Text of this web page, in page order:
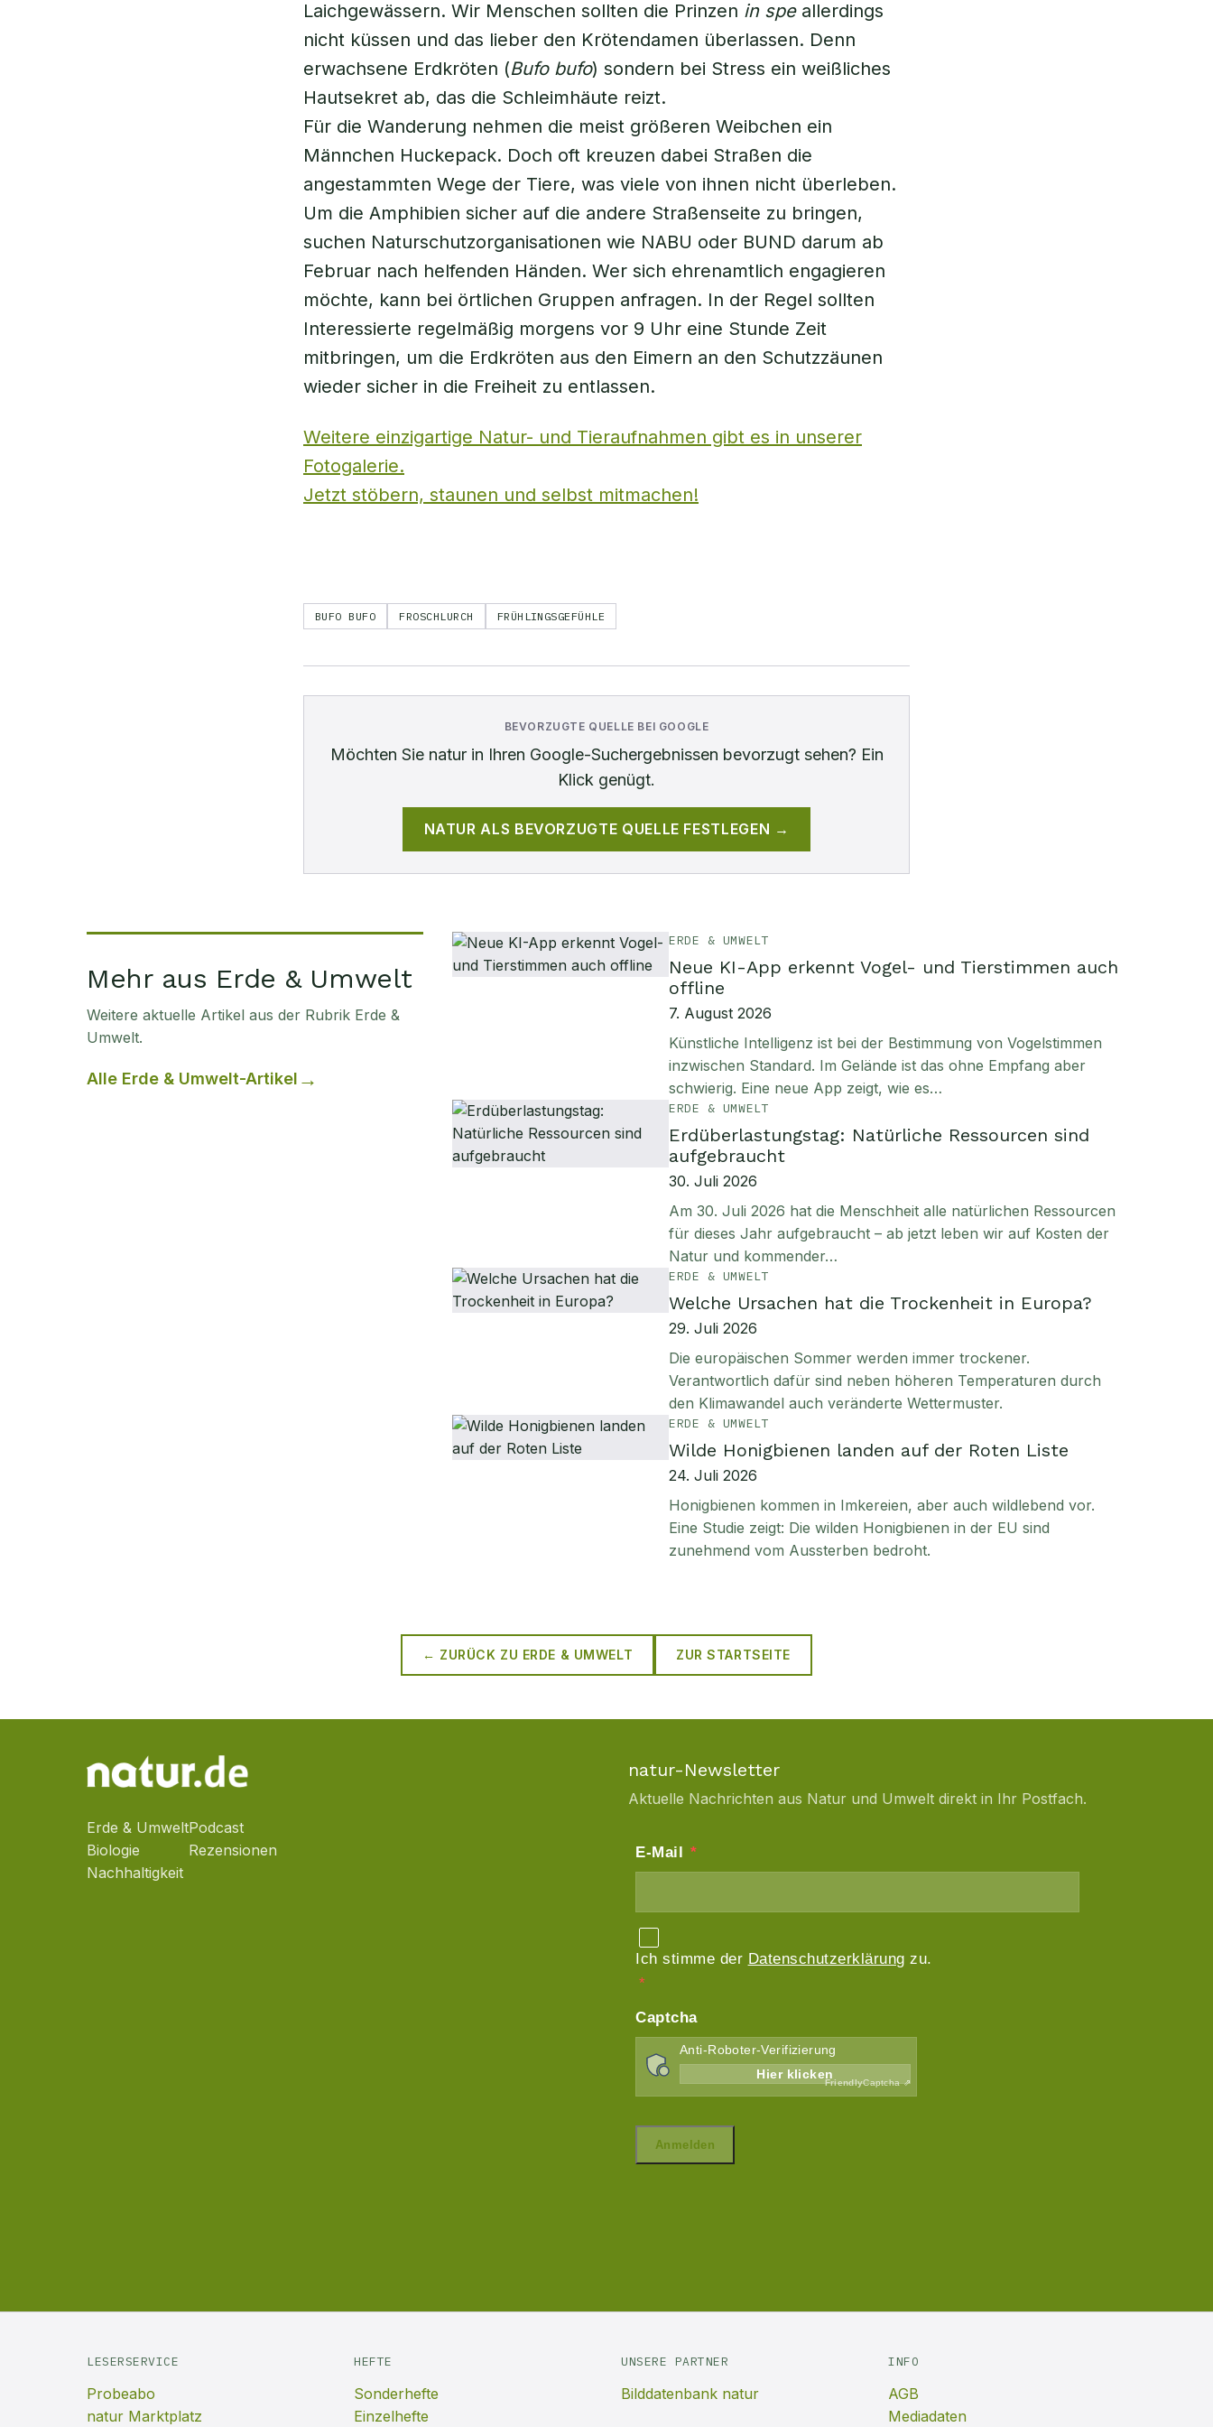
Laichgewässern. Wir Menschen sollten die Prinzen in speallerdings
nicht küssen und das lieber den Krötendamen überlassen. Denn
erwachsene Erdkröten (Bufo bufo) sondern bei Stress ein weißliches
Hautsekret ab, das die Schleimhäute reizt.
Für die Wanderung nehmen die meist größeren Weibchen ein
Männchen Huckepack. Doch oft kreuzen dabei Straßen die
angestammten Wege der Tiere, was viele von ihnen nicht überleben.
Um die Amphibien sicher auf die andere Straßenseite zu bringen,
suchen Naturschutzorganisationen wie NABU oder BUND darum ab
Februar nach helfenden Händen. Wer sich ehrenamtlich engagieren
möchte, kann bei örtlichen Gruppen anfragen. In der Regel sollten
Interessierte regelmäßig morgens vor 9 Uhr eine Stunde Zeit
mitbringen, um die Erdkröten aus den Eimern an den Schutzzäunen
wieder sicher in die Freiheit zu entlassen.
Weitere einzigartige Natur- und Tieraufnahmen gibt es in unserer
Fotogalerie.
Jetzt stöbern, staunen und selbst mitmachen!
BUFO BUFO FROSCHLURCH FRÜHLINGSGEFÜHLE
BEVORZUGTE QUELLE BEI GOOGLE
Möchten Sie naturin Ihren Google-Suchergebnissen bevorzugt sehen? Ein
Klick genügt.
NATUR ALS BEVORZUGTE QUELLE FESTLEGEN →
Mehr aus Erde & Umwelt
Weitere aktuelle Artikel aus der Rubrik Erde &
Umwelt.
Alle Erde & Umwelt-Artikel
ERDE & UMWELT
Neue KI-App erkennt Vogel- und Tierstimmen auch
offline
7. August 2026
Künstliche Intelligenz ist bei der Bestimmung von Vogelstimmen
inzwischen Standard. Im Gelände ist das ohne Empfang aber
schwierig. Eine neue App zeigt, wie es…
ERDE & UMWELT
Erdüberlastungstag: Natürliche Ressourcen sind
aufgebraucht
30. Juli 2026
Am 30. Juli 2026 hat die Menschheit alle natürlichen Ressourcen
für dieses Jahr aufgebraucht – ab jetzt leben wir auf Kosten der
Natur und kommender…
ERDE & UMWELT
Welche Ursachen hat die Trockenheit in Europa?
29. Juli 2026
Die europäischen Sommer werden immer trockener.
Verantwortlich dafür sind neben höheren Temperaturen durch
den Klimawandel auch veränderte Wettermuster.
ERDE & UMWELT
Wilde Honigbienen landen auf der Roten Liste
24. Juli 2026
Honigbienen kommen in Imkereien, aber auch wildlebend vor.
Eine Studie zeigt: Die wilden Honigbienen in der EU sind
zunehmend vom Aussterben bedroht.
← ZURÜCK ZU ERDE & UMWELT ZUR STARTSEITE
Erde & Umwelt
Biologie
Nachhaltigkeit
Podcast
Rezensionen
natur-Newsletter
Aktuelle Nachrichten aus Natur und Umwelt direkt in Ihr Postfach.
LESERSERVICE
Probeabo
natur Marktplatz
HEFTE
Sonderhefte
Einzelhefte
UNSERE PARTNER
Bilddatenbank natur
INFO
AGB
Mediadaten